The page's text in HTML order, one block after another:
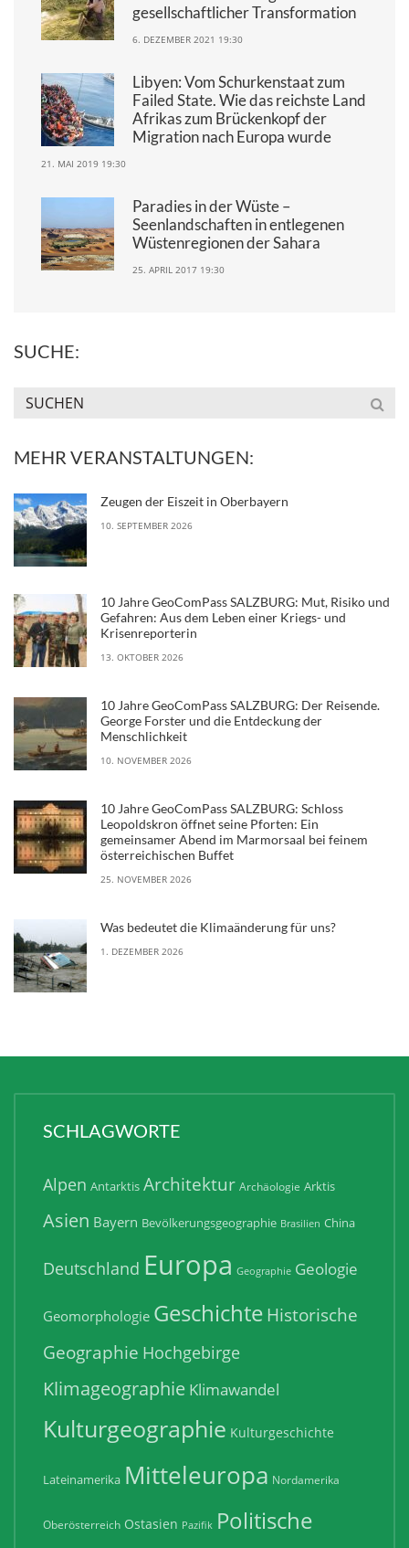
gesellschaftlicher Transformation
6. DEZEMBER 2021 19:30
Libyen: Vom Schurkenstaat zum
Failed State. Wie das reichste Land
Afrikas zum Brückenkopf der
Migration nach Europa wurde
21. MAI 2019 19:30
Paradies in der Wüste –
Seenlandschaften in entlegenen
Wüstenregionen der Sahara
25. APRIL 2017 19:30
SUCHE:
MEHR VERANSTALTUNGEN:
Zeugen der Eiszeit in Oberbayern
10. SEPTEMBER 2026
10 Jahre GeoComPass SALZBURG: Mut, Risiko und
Gefahren: Aus dem Leben einer Kriegs- und
Krisenreporterin
13. OKTOBER 2026
10 Jahre GeoComPass SALZBURG: Der Reisende.
George Forster und die Entdeckung der
Menschlichkeit
10. NOVEMBER 2026
10 Jahre GeoComPass SALZBURG: Schloss
Leopoldskron öffnet seine Pforten: Ein
gemeinsamer Abend im Marmorsaal bei feinem
österreichischen Buffet
25. NOVEMBER 2026
Was bedeutet die Klimaänderung für uns?
1. DEZEMBER 2026
SCHLAGWORTE
Alpen Antarktis Architektur Archäologie Arktis
Asien Bayern Bevölkerungsgeographie Brasilien China
Deutschland Europa Geographie Geologie
Geomorphologie GeschichteHistorische
Geographie Hochgebirge
Klimageographie Klimawandel
Kulturgeographie Kulturgeschichte
Lateinamerika Mitteleuropa Nordamerika
Oberösterreich Ostasien Pazifik Politische